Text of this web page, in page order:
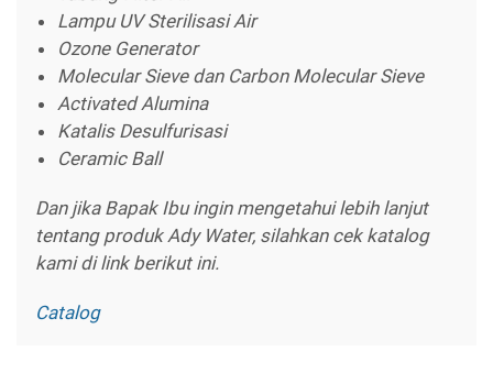
Lampu UV Sterilisasi Air
Ozone Generator
Molecular Sieve dan Carbon Molecular Sieve
Activated Alumina
Katalis Desulfurisasi
Ceramic Ball
Dan jika Bapak Ibu ingin mengetahui lebih lanjut
tentang produk Ady Water, silahkan cek katalog
kami di link berikut ini.
Catalog